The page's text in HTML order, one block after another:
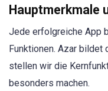
Hauptmerkmale
Jede erfolgreiche App
Funktionen. Azar bildet
stellen wir die
besonders machen.